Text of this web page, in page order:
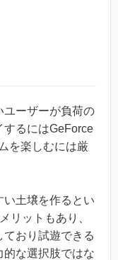
ユーザーが負荷の
するにはGeForce
を楽しむには厳
い土壌を作るとい
リットもあり、
おり試遊できる
的な選択肢ではな